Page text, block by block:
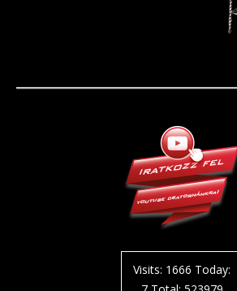
Visits: 1666 Today: